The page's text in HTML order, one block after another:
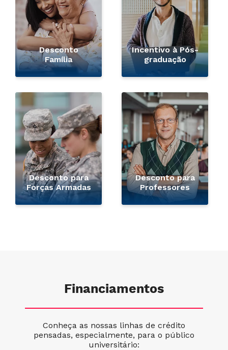
Desconto
Família
Incentivo à Pós-
graduação
Desconto para
Forças Armadas
Desconto para
Professores
Financiamentos
Conheça as nossas linhas de crédito
pensadas, especialmente, para o público
universitário: